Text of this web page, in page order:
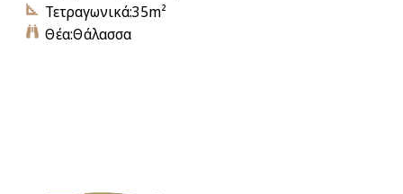
Τετραγωνικά:35m²
Θέα:Θάλασσα